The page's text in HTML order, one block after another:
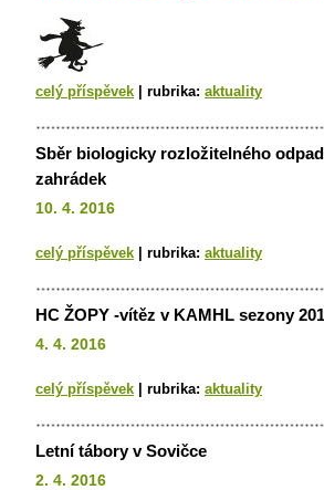
celý příspěvek rubrika: aktuality
Sběr biologicky rozložitelného
zahrádek
10. 4. 2016
celý příspěvek rubrika: aktuality
HC ŽOPY -vítěz v KAMHL sezony
4. 4. 2016
celý příspěvek rubrika: aktuality
Letní tábory v Sovičce
2. 4. 2016